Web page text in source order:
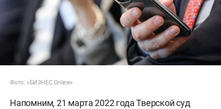
Фото: «БИЗНЕС Online»
Напомним, 21 марта 2022 года Тверской суд